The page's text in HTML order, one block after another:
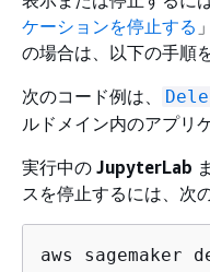
ケーションを停止する
の場合は、以下の手順
次のコード例は、
ルドメイン内のアプリ
実行中の JupyterLab
スを停止するには、次
aws sagemaker